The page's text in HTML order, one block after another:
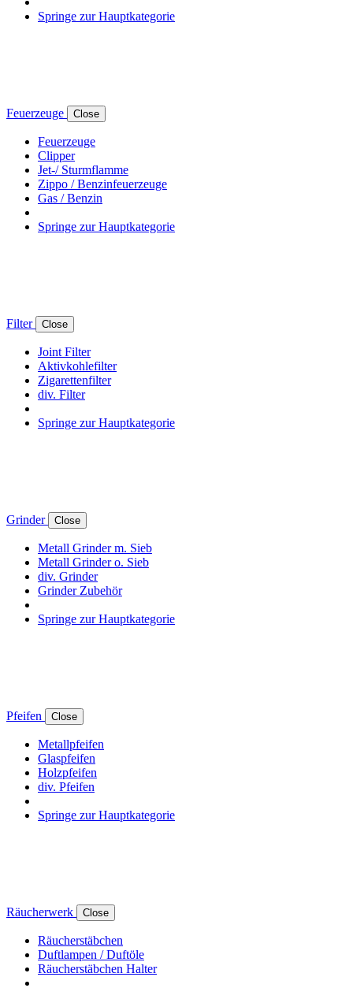
Springe zur Hauptkategorie
Feuerzeuge Close
Feuerzeuge
Clipper
Jet-/ Sturmflamme
Zippo / Benzinfeuerzeuge
Gas / Benzin
Springe zur Hauptkategorie
Filter Close
Joint Filter
Aktivkohlefilter
Zigarettenfilter
div. Filter
Springe zur Hauptkategorie
Grinder Close
Metall Grinder m. Sieb
Metall Grinder o. Sieb
div. Grinder
Grinder Zubehör
Springe zur Hauptkategorie
Pfeifen Close
Metallpfeifen
Glaspfeifen
Holzpfeifen
div. Pfeifen
Springe zur Hauptkategorie
Räucherwerk Close
Räucherstäbchen
Duftlampen / Duftöle
Räucherstäbchen Halter